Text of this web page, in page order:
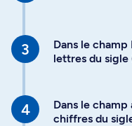
Dans le
lettres du sigle
Dans le
chiffres du